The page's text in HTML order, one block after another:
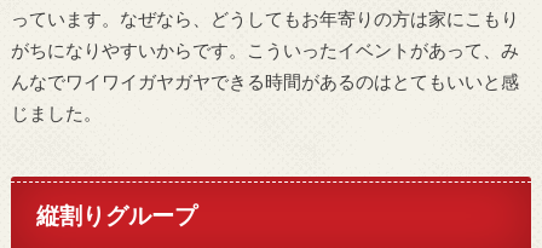
っています。なぜなら、どうしてもお年寄りの方は家にこもり
がちになりやすいからです。こういったイベントがあって、み
んなでワイワイガヤガヤできる時間があるのはとてもいいと感
じました。
縦割りグループ